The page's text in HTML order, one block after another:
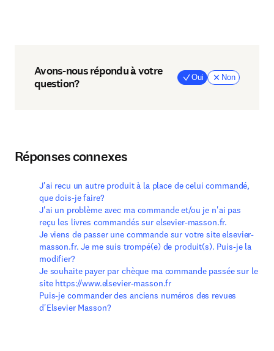
Avons-nous répondu à votre
question?
Oui Non
Réponses connexes
J'ai recu un autre produit à la place de celui commandé,
que dois-je faire?
J'ai un problème avec ma commande et/ou je n'ai pas
reçu les livres commandés sur elsevier-masson.fr.
Je viens de passer une commande sur votre site elsevier-
masson.fr. Je me suis trompé(e) de produit(s). Puis-je la
modifier?
Je souhaite payer par chèque ma commande passée sur le
site https://www.elsevier-masson.fr
Puis-je commander des anciens numéros des revues
d'Elsevier Masson?